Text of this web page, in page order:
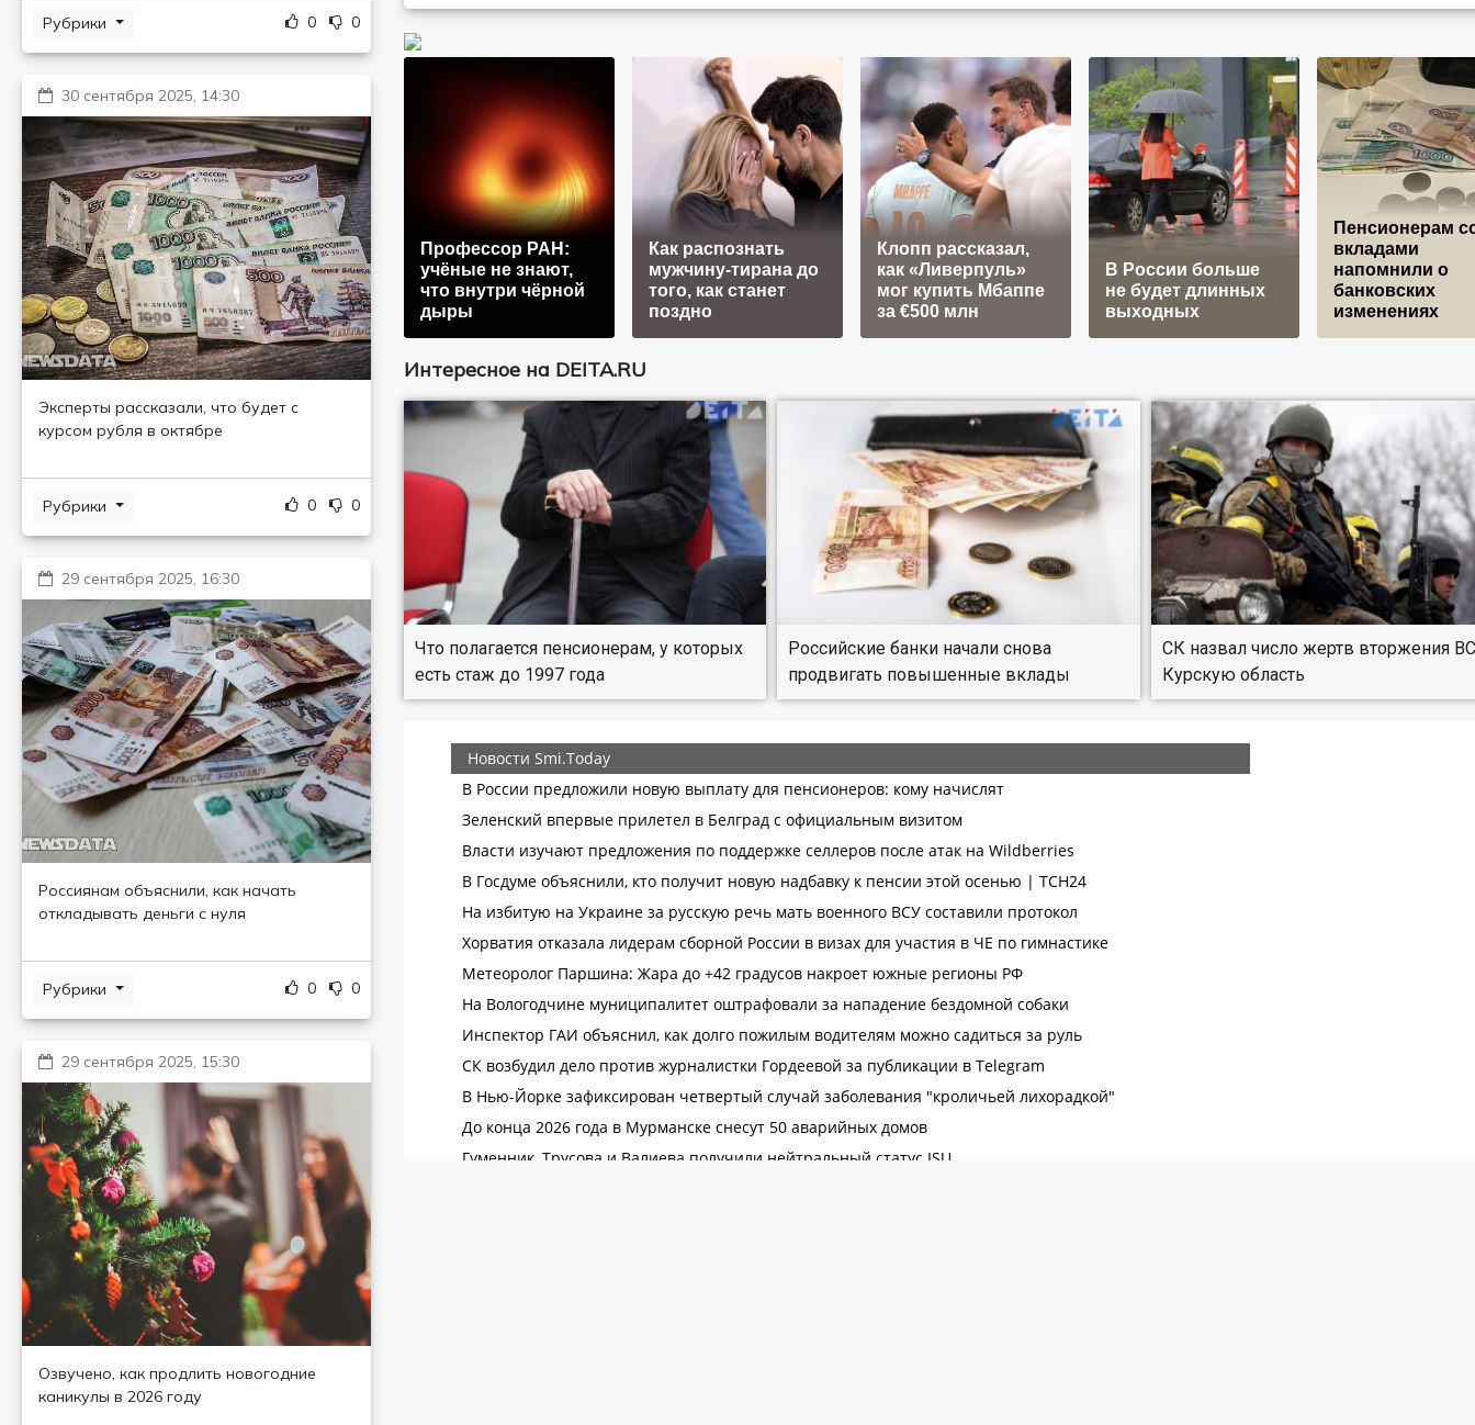
Рубрики 0 0
30 сентября 2025, 14:30
Эксперты рассказали, что будет с
курсом рубля в октябре
Рубрики 0 0
29 сентября 2025, 16:30
Россиянам объяснили, как начать
откладывать деньги с нуля
Рубрики 0 0
29 сентября 2025, 15:30
Озвучено, как продлить новогодние
каникулы в 2026 году
Профессор РАН:
учёные не знают,
что внутри чёрной
дыры
Как распознать
мужчину-тирана до
того, как станет
поздно
Клопп рассказал,
как «Ливерпуль»
мог купить Мбаппе
за €500 млн
В России больше
не будет длинных
выходных
Пенсионерам
вкладами
напомнили о
банковских
изменениях
Интересное на DEITA.RU
Что полагается пенсионерам, у которых
есть стаж до 1997 года
Российские банки начали снова
продвигать повышенные вклады
СК назвал число жертв вторжения
Курскую область